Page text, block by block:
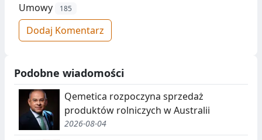
Umowy 185
Dodaj Komentarz
Podobne wiadomości
Qemetica rozpoczyna sprzedaż
produktów rolniczych w Australii
2026-08-04